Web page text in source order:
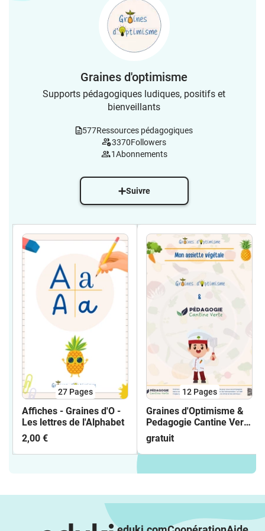
Graines d'optimisme
Supports pédagogiques ludiques, positifs et
bienveillants
577Ressources pédagogiques
3370Followers
1Abonnements
Suivre
27 Pages
Affiches - Graines d'O -
Les lettres de l'Alphabet
2,00 €
12 Pages
Graines d'Optimisme &
Pedagogie Cantine Verte
- Objectif Assiette Verte
gratuit